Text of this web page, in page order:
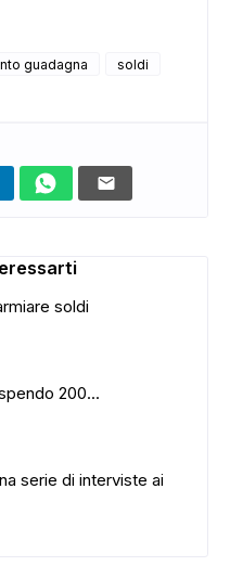
guadagna
soldi
soldi
200...
serie di interviste ai